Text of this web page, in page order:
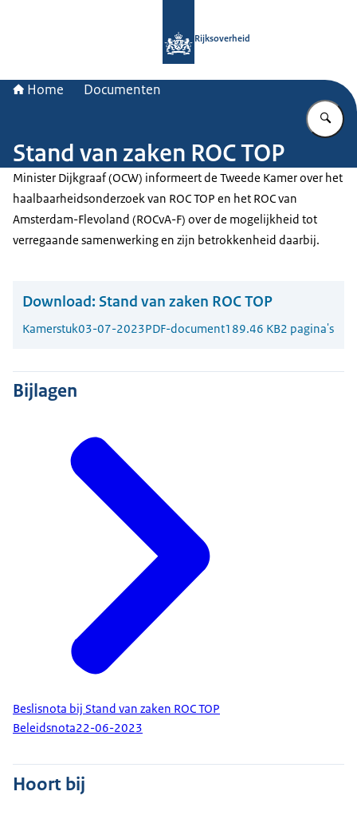
Rijksoverheid
Home Documenten
Stand van zaken ROC TOP
Minister Dijkgraaf (OCW) informeert de Tweede Kamer over het
haalbaarheidsonderzoek van ROC TOP en het ROC van
Amsterdam-Flevoland (ROCvA-F) over de mogelijkheid tot
verregaande samenwerking en zijn betrokkenheid daarbij.
Download: Stand van zaken ROC TOP
Kamerstuk03-07-2023PDF-document189.46 KB2 pagina's
Bijlagen
Beslisnota bij Stand van zaken ROC TOP
Beleidsnota22-06-2023
Hoort bij